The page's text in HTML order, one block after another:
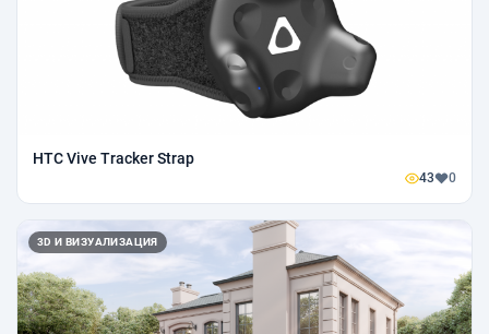
HTC Vive Tracker Strap
43 0
3D И ВИЗУАЛИЗАЦИЯ